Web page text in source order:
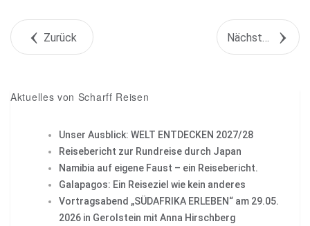
+1Zurück
Aktuelles von Scharff Reisen
Unser Ausblick: WELT ENTDECKEN 2027/28
Reisebericht zur Rundreise durch Japan
Namibia auf eigene Faust – ein Reisebericht.
Galapagos: Ein Reiseziel wie kein anderes
Vortragsabend „SÜDAFRIKA ERLEBEN“ am 29.05.
2026 in Gerolstein mit Anna Hirschberg